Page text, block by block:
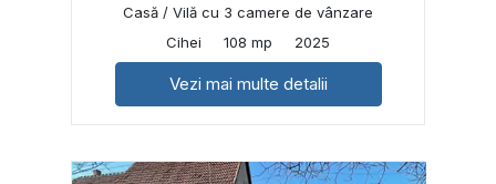
Casă / Vilă cu 3 camere de vânzare
Cihei
108 mp 2025
Vezi mai multe detalii